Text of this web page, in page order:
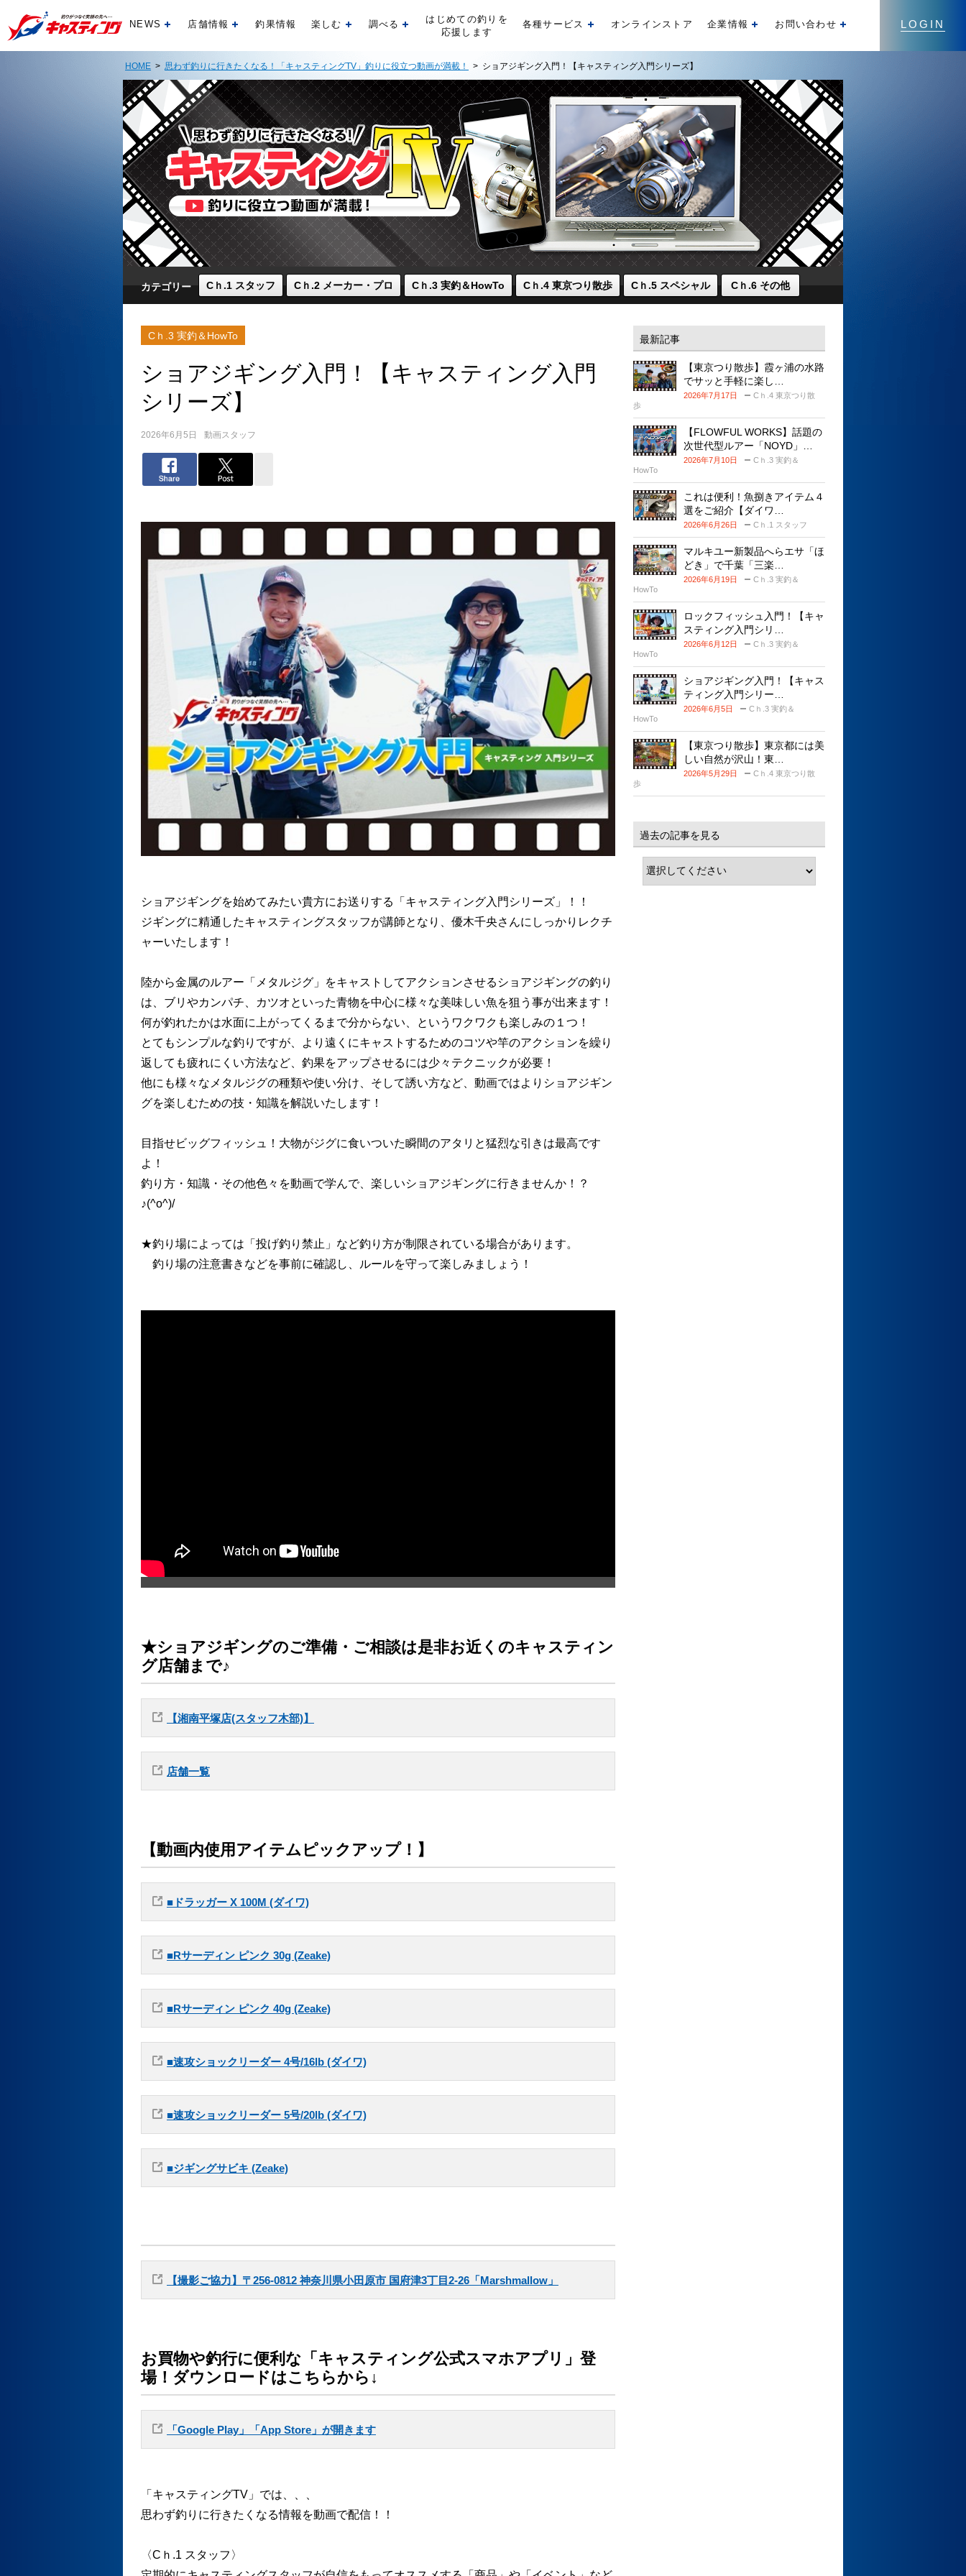
LOGIN
NEWS 開く店舗情報 開く釣果情報 楽しむ 開く調べる 開く
はじめての釣りを
応援します
各種サービス 開くオンラインストア 企業情報 開くお問い合わせ
HOME > 思わず釣りに行きたくなる！「キャスティングTV」釣りに役立つ動画が満載！ > ショアジギング入門！【キャスティング入門シリーズ】
カテゴリー Cｈ.1 スタッフ Cｈ.2 メーカー・プロ Cｈ.3 実釣＆HowTo Cｈ.4 東京つり散歩 Cｈ.5 スペシャル Cｈ.6 その他
Cｈ.3 実釣＆HowTo
ショアジギング入門！【キャスティング入門
シリーズ】
2026年6月5日 動画スタッフ
ショアジギングを始めてみたい貴方にお送りする「キャスティング入門シリーズ」！！
ジギングに精通したキャスティングスタッフが講師となり、優木千央さんにしっかりレクチ
ャーいたします！
陸から金属のルアー「メタルジグ」をキャストしてアクションさせるショアジギングの釣り
は、ブリやカンパチ、カツオといった青物を中心に様々な美味しい魚を狙う事が出来ます！
何が釣れたかは水面に上がってくるまで分からない、というワクワクも楽しみの１つ！
とてもシンプルな釣りですが、より遠くにキャストするためのコツや竿のアクションを繰り
返しても疲れにくい方法など、釣果をアップさせるには少々テクニックが必要！
他にも様々なメタルジグの種類や使い分け、そして誘い方など、動画ではよりショアジギン
グを楽しむための技・知識を解説いたします！
目指せビッグフィッシュ！大物がジグに食いついた瞬間のアタリと猛烈な引きは最高です
よ！
釣り方・知識・その他色々を動画で学んで、楽しいショアジギングに行きませんか！？
♪(^o^)/
★釣り場によっては「投げ釣り禁止」など釣り方が制限されている場合があります。
釣り場の注意書きなどを事前に確認し、ルールを守って楽しみましょう！
★ショアジギングのご準備・ご相談は是非お近くのキャスティン
グ店舗まで♪
【湘南平塚店(スタッフ木部)】
店舗一覧
【動画内使用アイテムピックアップ！】
■ドラッガー X 100M (ダイワ)
■Rサーディン ピンク 30g (Zeake)
■Rサーディン ピンク 40g (Zeake)
■速攻ショックリーダー 4号/16lb (ダイワ)
■速攻ショックリーダー 5号/20lb (ダイワ)
■ジギングサビキ (Zeake)
【撮影ご協力】〒256-0812 神奈川県小田原市 国府津3丁目2-26「Marshmallow」
お買物や釣行に便利な「キャスティング公式スマホアプリ」登
場！ダウンロードはこちらから↓
「Google Play」「App Store」が開きます
「キャスティングTV」では、、、
思わず釣りに行きたくなる情報を動画で配信！！
〈Cｈ.1 スタッフ〉
最新記事
【東京つり散歩】霞ヶ浦の水路
でサッと手軽に楽し…
2026年7月17日
Cｈ.4 東京つり散
歩
【FLOWFUL WORKS】話題の
次世代型ルアー「NOYD」…
2026年7月10日
Cｈ.3 実釣＆
HowTo
これは便利！魚捌きアイテム４
選をご紹介【ダイワ…
2026年6月26日 Cｈ.1 スタッフ
マルキユー新製品へらエサ「ほ
どき」で千葉「三楽…
2026年6月19日
Cｈ.3 実釣＆
HowTo
ロックフィッシュ入門！【キャ
スティング入門シリ…
2026年6月12日
Cｈ.3 実釣＆
HowTo
ショアジギング入門！【キャス
ティング入門シリー…
2026年6月5日
Cｈ.3 実釣＆
HowTo
【東京つり散歩】東京都には美
しい自然が沢山！東…
2026年5月29日
Cｈ.4 東京つり散
歩
過去の記事を見る